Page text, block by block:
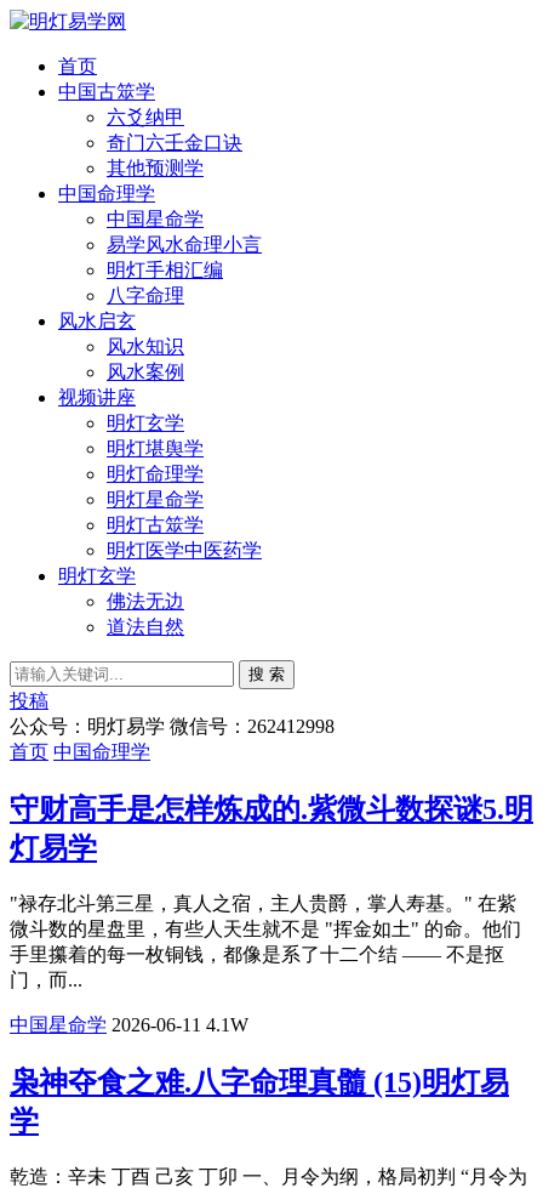
首页
中国古筮学
六爻纳甲
奇门六壬金口诀
其他预测学
中国命理学
中国星命学
易学风水命理小言
明灯手相汇编
八字命理
风水启玄
风水知识
风水案例
视频讲座
明灯玄学
明灯堪舆学
明灯命理学
明灯星命学
明灯古筮学
明灯医学中医药学
明灯玄学
佛法无边
道法自然
搜 索
投稿
公众号：明灯易学 微信号：262412998
首页 中国命理学
守财高手是怎样炼成的.紫微斗数探谜5.明
灯易学
​"禄存北斗第三星，真人之宿，主人贵爵，掌人寿基。" 在紫
微斗数的星盘里，有些人天生就不是 "挥金如土" 的命。他们
手里攥着的每一枚铜钱，都像是系了十二个结 —— 不是抠
门，而...
中国星命学 2026-06-11 4.1W
枭神夺食之难.八字命理真髓 (15)明灯易
学
乾造：辛未 丁酉 己亥 丁卯 一、月令为纲，格局初判 “月令为